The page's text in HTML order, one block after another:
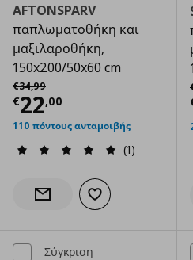
AFTONSPARV
παπλωματοθήκη και
μαξιλαροθήκη,
150x200/50x60 cm
€34,99
Αρχική τιμή
€22,00
Τρέχουσα τιμή
110 πόντους ανταμοιβής
(1)
Ενημέρωση διαθεσιμότητας
Προσθήκη στα
Σύγκριση